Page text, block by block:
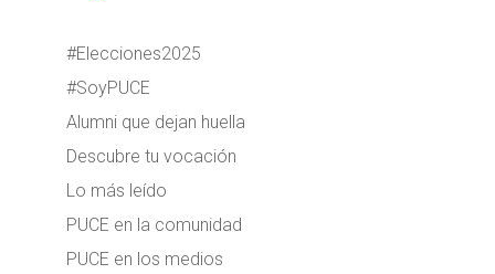
#Elecciones2025
#SoyPUCE
Alumni que dejan huella
Descubre tu vocación
Lo más leído
PUCE en la comunidad
PUCE en los medios